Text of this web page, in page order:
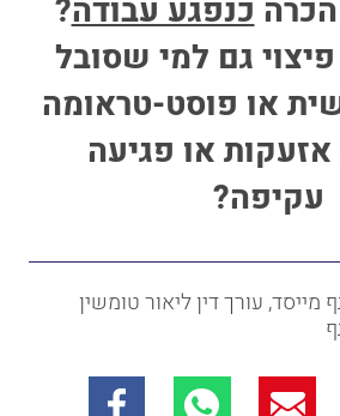
הכרהכנפגע עבודה?
גם למי שסובל
או פוסט-טראומה
או פגיעה
עקיפה?
מייסד, עורך דין ליאור טומשין